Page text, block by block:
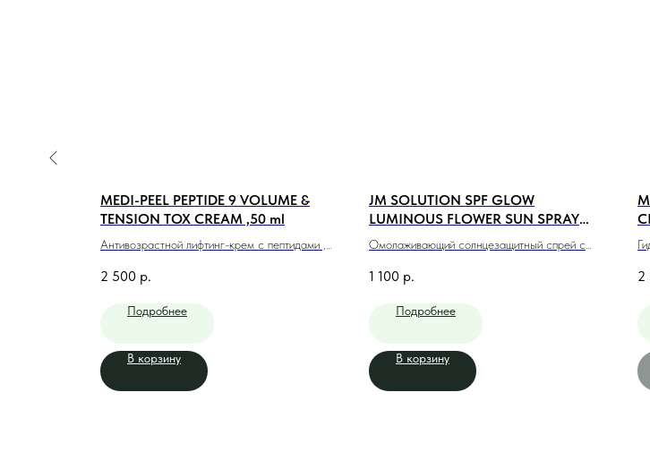
MEDI-PEEL PEPTIDE 9 VOLUME &
TENSION TOX CREAM ,50 ml
Антивозрастной лифтинг-крем с пептидами ,
2 500 р.
Подробнее
В корзину
JM SOLUTION SPF GLOW
LUMINOUS FLOWER SUN SPRAY
ROSE, 180 ml
Омолаживающий солнцезащитный спрей с
1 100 р.
Подробнее
В корзину
2